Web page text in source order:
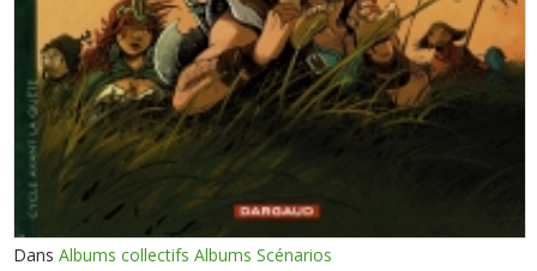
DansAlbums collectifs Albums Scénarios